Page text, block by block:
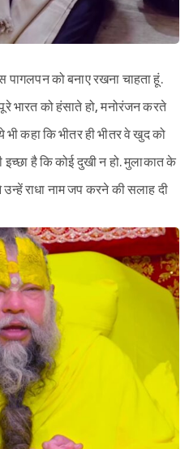
को बनाए रखना चाहता हूं.
भारत को हंसाते हो, मनोरंजन करते
कहा कि भीतर ही भीतर वे खुद को
है कि कोई दुखी न हो. मुलाकात के
उन्हें राधा नाम जप करने की सलाह दी